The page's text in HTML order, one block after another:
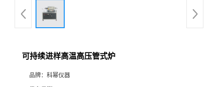
可持续进样高温高压管式炉
品牌： 科幂仪器